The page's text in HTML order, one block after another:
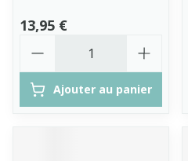
13,95 €
Ajouter au panier